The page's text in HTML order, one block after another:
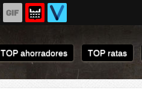
TOP ahorradores TOP ratas